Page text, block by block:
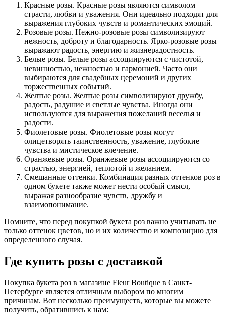
Красные розы. Красные розы являются символом
страсти, любви и уважения. Они идеально подходят для
выражения глубоких чувств и романтических эмоций.
Розовые розы. Нежно-розовые розы символизируют
нежность, доброту и благодарность. Ярко-розовые розы
выражают радость, энергию и жизнерадостность.
Белые розы. Белые розы ассоциируются с чистотой,
невинностью, нежностью и гармонией. Часто они
выбираются для свадебных церемоний и других
торжественных событий.
Желтые розы. Желтые розы символизируют дружбу,
радость, радушие и светлые чувства. Иногда они
используются для выражения пожеланий веселья и
радости.
Фиолетовые розы. Фиолетовые розы могут
олицетворять таинственность, уважение, глубокие
чувства и мистическое влечение.
Оранжевые розы. Оранжевые розы ассоциируются со
страстью, энергией, теплотой и желанием.
Смешанные оттенки. Комбинация разных оттенков роз в
одном букете также может нести особый смысл,
выражая разнообразие чувств, дружбу и
взаимопонимание.
Помните, что перед покупкой букета роз важно учитывать не
только оттенок цветов, но и их количество и композицию для
определенного случая.
Где купить розы с доставкой
Покупка букета роз в магазине Fleur Boutique в Санкт-
Петербурге является отличным выбором по многим
причинам. Вот несколько преимуществ, которые вы можете
получить, обратившись к нам: